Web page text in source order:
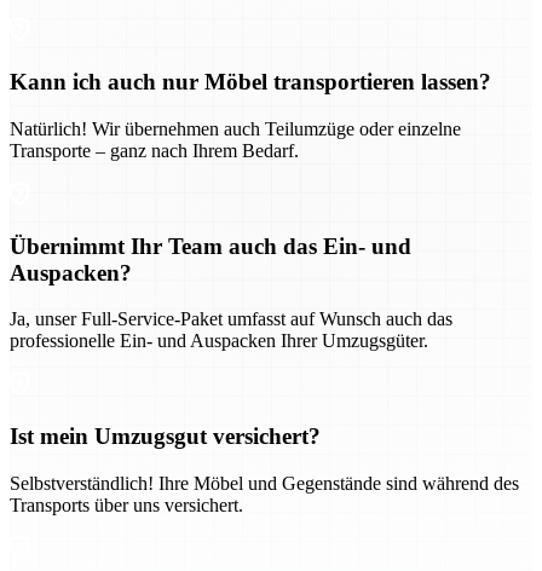
Kann ich auch nur Möbel transportieren lassen?
Natürlich! Wir übernehmen auch Teilumzüge oder einzelne
Transporte – ganz nach Ihrem Bedarf.
Übernimmt Ihr Team auch das Ein- und
Auspacken?
Ja, unser Full-Service-Paket umfasst auf Wunsch auch das
professionelle Ein- und Auspacken Ihrer Umzugsgüter.
Ist mein Umzugsgut versichert?
Selbstverständlich! Ihre Möbel und Gegenstände sind während des
Transports über uns versichert.